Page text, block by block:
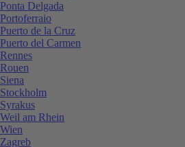
Ponta Delgada
Portoferraio
Puerto de la Cruz
Puerto del Carmen
Rennes
Rouen
Siena
Stockholm
Syrakus
Weil am Rhein
Wien
Zagreb